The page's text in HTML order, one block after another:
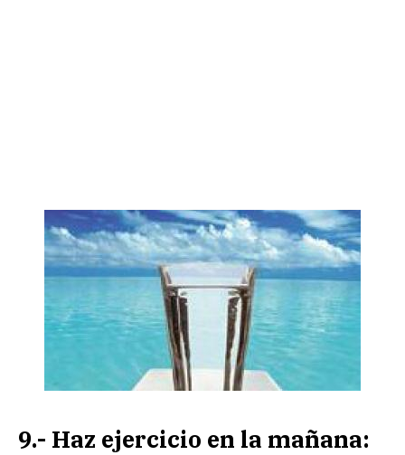
9.- Haz ejercicio en la mañana: